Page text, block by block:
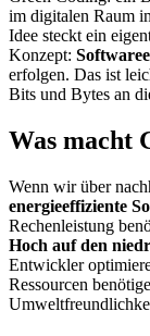
im digitalen Raum
Idee steckt ein
Konzept:
erfolgen. Das ist
Bits und Bytes an
Was macht
Wenn wir über
energieeffiziente
Rechenleistung
Hoch auf den
Entwickler
Ressourcen